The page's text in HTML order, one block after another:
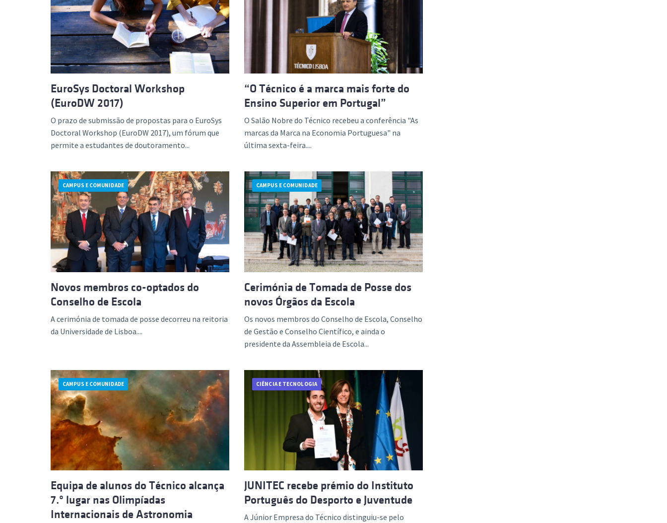
EuroSys Doctoral Workshop
(EuroDW 2017)
O prazo de submissão de propostas para o EuroSys
Doctoral Workshop (EuroDW 2017), um fórum que
permite a estudantes de doutoramento...
“O Técnico é a marca mais forte do
Ensino Superior em Portugal”
O Salão Nobre do Técnico recebeu a conferência "As
marcas da Marca na Economia Portuguesa" na
última sexta-feira....
CAMPUS E COMUNIDADE
Novos membros co-optados do
Conselho de Escola
A cerimónia de tomada de posse decorreu na reitoria
da Universidade de Lisboa....
CAMPUS E COMUNIDADE
Cerimónia de Tomada de Posse dos
novos Órgãos da Escola
Os novos membros do Conselho de Escola, Conselho
de Gestão e Conselho Científico, e ainda o
presidente da Assembleia de Escola...
CAMPUS E COMUNIDADE
Equipa de alunos do Técnico alcança
7.º lugar nas Olimpíadas
Internacionais de Astronomia
CIÊNCIA E TECNOLOGIA
JUNITEC recebe prémio do Instituto
Português do Desporto e Juventude
A Júnior Empresa do Técnico distinguiu-se pelo